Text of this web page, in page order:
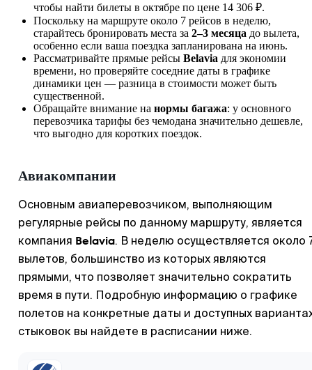
чтобы найти билеты в октябре по цене 14 306 ₽.
Поскольку на маршруте около 7 рейсов в неделю,
старайтесь бронировать места за 2–3 месяца до вылета,
особенно если ваша поездка запланирована на июнь.
Рассматривайте прямые рейсы Belavia для экономии
времени, но проверяйте соседние даты в графике
динамики цен — разница в стоимости может быть
существенной.
Обращайте внимание на нормы багажа: у основного
перевозчика тарифы без чемодана значительно дешевле,
что выгодно для коротких поездок.
Авиакомпании
Основным авиаперевозчиком, выполняющим
регулярные рейсы по данному маршруту, является
компания Belavia. В неделю осуществляется около
вылетов, большинство из которых являются
прямыми, что позволяет значительно сократить
время в пути. Подробную информацию о графике
полетов на конкретные даты и доступных
стыковок вы найдете в расписании ниже.